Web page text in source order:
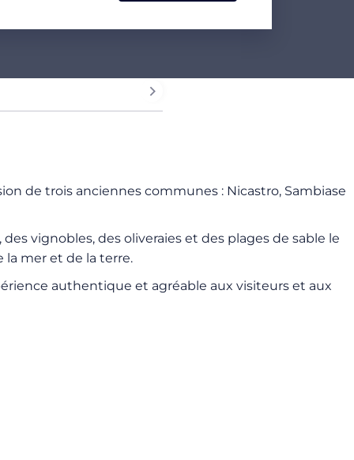
de trois anciennes communes : Nicastro, Sambiase
vignobles, des oliveraies et des plages de sable le
la mer et de la terre.
authentique et agréable aux visiteurs et aux